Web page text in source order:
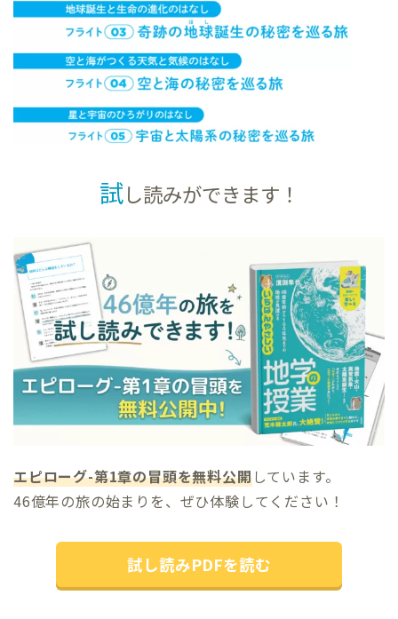
試し読みができます！
エピローグ-第1章の冒頭を無料公開しています。
46億年の旅の始まりを、ぜひ体験してください！
試し読みPDFを読む